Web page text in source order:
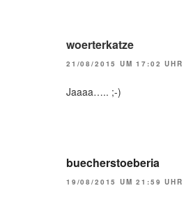
woerterkatze
21/08/2015 UM 17:02 UHR
Jaaaa….. ;-)
buecherstoeberia
19/08/2015 UM 21:59 UHR